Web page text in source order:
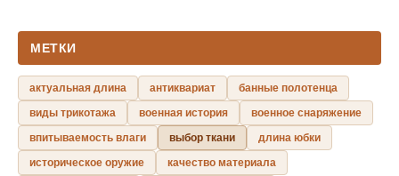
МЕТКИ
актуальная длина антиквариат
банные полотенца
виды трикотажа
военная история
военное снаряжение
впитываемость влаги
выбор ткани
длина юбки
историческое оружие
качество материала